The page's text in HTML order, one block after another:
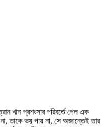
খান প্রশংসার পরিবর্তে পেল এক
তাকে ভয় পায় না, সে অজান্তেই তার